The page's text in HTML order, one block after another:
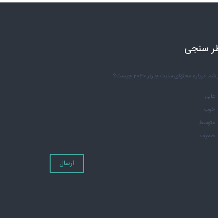
سنجی
درباره محتوای سایت چارتر 2020 چیست؟
عالی
خوب
متوسط
ضعیف
ارسال